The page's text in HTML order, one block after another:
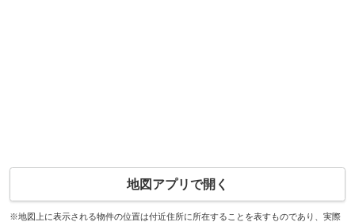
地図アプリで開く
※地図上に表示される物件の位置は付近住所に所在することを表すものであり、実際